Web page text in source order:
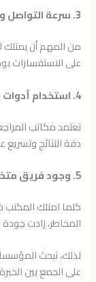
3. سرعة التواصل والمتابعة
من المهم أن يمتلك
على الاستفسارات
4. استخدام أدوات وتقنيات حديثة
تعتمد مكاتب
دقة النتائج
5. وجود فريق متخصص
كلما امتلك المكتب
المخاطر، زادت
لذلك، تبحث
على الجمع بين